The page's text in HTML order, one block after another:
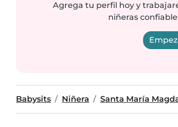
Agrega tu perfil hoy y
niñeras
Babysits Niñera Santa María